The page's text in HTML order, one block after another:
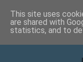
This site uses
are shared with
statistics, and to